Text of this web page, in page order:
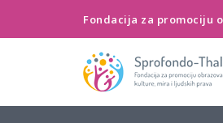
Fondacija za promociju